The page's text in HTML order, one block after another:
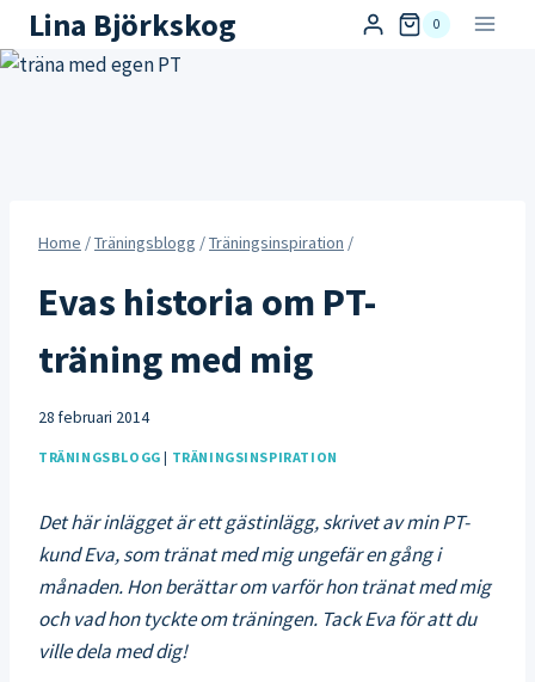
Skip
to
content
Lina Björkskog 0
Home /Träningsblogg /Träningsinspiration /
Evas historia om PT-
träning med mig
28 februari 2014
TRÄNINGSBLOGG | TRÄNINGSINSPIRATION
Det här inlägget är ett gästinlägg, skrivet av min PT-
kund Eva, som tränat med mig ungefär en gång i
månaden. Hon berättar om varför hon tränat med mig
och vad hon tyckte om träningen. Tack Eva för att du
ville dela med dig!